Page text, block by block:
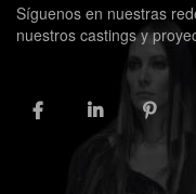
Síguenos en nuestras
nuestros castings y
FACEBOOKLINKEDIN